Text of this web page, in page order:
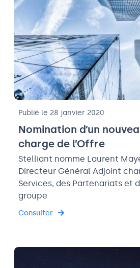
Publié le 28 janvier 2020
Nomination d’un
charge de l’Offre
Stelliant nomme Laurent
Directeur Général Adjoint
Services, des Partenariats et
groupe
Consulter